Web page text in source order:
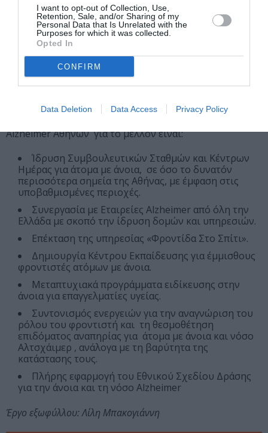
I want to opt-out of Collection, Use,
Retention, Sale, and/or Sharing of my
Personal Data that Is Unrelated with the
Purposes for which it was collected.
Opted In
CONFIRM
Data Deletion Data Access Privacy Policy
Υλοποίηση Ευρωπαϊκών Προγραμμάτων
Επιστημονική έρευνα
Όλες οι υπηρεσίες παρέχονται δωρεάν
Οι μελλοντικοί στόχοι
Πέρα από την συνεχή αναβάθμιση των υπηρεσιών που
Alzheimer Αθηνών για το μέλλον είναι:
Ίδρυση Συμβουλευτικών Σταθμών και Κέντρων
Ημέρας για άτομα με άνοια, σε όσο το δυνατόν
περισσότερα σημεία της Αθήνας, με έμφαση στις
υποβαθμισμένες περιοχές.
Συνεργασία με Εταιρείες Alzheimer από όλη την
Ελλάδα με σκοπό την ίδρυση δομών και υπηρεσιών.
Επέκταση της υπηρεσίας «Φροντίδα Στο Σπίτι».
Δημιουργία Κέντρου Εκπαίδευσης για έμμισθους
φροντιστές ατόμων με άνοια.
Μεταπτυχιακά προγράμματα ειδίκευσης στην
άνοια για επαγγελματίες υγείας.
Συντονισμός ενεργειών για την αναγνώριση του
ρόλου του φροντιστή και τη θεσμοθέτηση
επιδόματος αναπηρίας για άτομα με άνοια και νόσο
Αλτσχάιμερ , ανάλογα με τη βαρύτητα της
κατάστασης τους.
Πλήρης εφαρμογή του Εθνικού Σχεδίου Δράσης
για την άνοια και τη νόσο Alzheimer
Έργο εξωφύλλου: Λίλη Μπακογιάννη